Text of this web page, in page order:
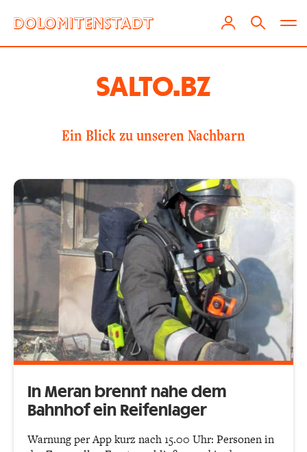
SALTO.BZ
Ein Blick zu unseren Nachbarn
In Meran brennt nahe dem
Bahnhof ein Reifenlager
Warnung per App kurz nach 15.00 Uhr: Personen in